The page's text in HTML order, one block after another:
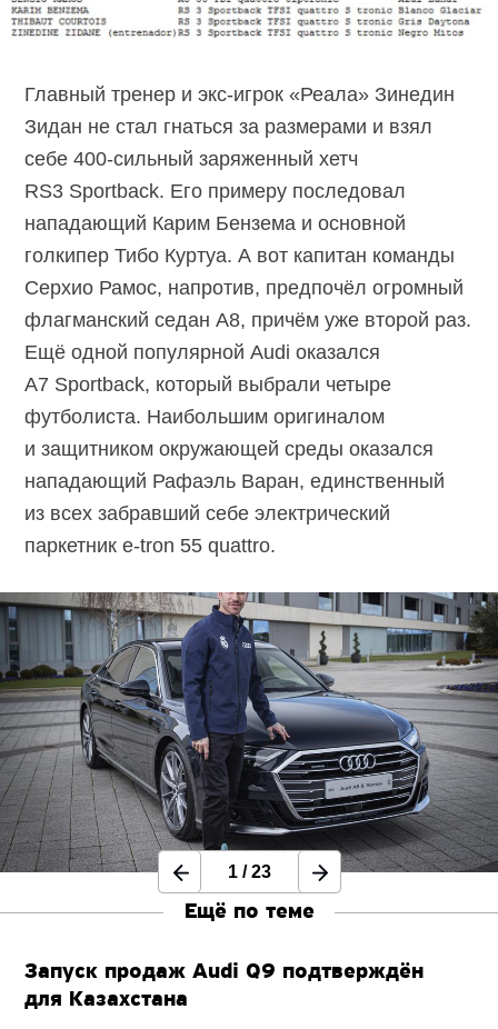
Главный тренер и экс-игрок «Реала» Зинедин
Зидан не стал гнаться за размерами и взял
себе 400-сильный заряженный хетч
RS3 Sportback. Его примеру последовал
нападающий Карим Бензема и основной
голкипер Тибо Куртуа. А вот капитан команды
Серхио Рамос, напротив, предпочёл огромный
флагманский седан A8, причём уже второй раз.
Ещё одной популярной Audi оказался
A7 Sportback, который выбрали четыре
футболиста. Наибольшим оригиналом
и защитником окружающей среды оказался
нападающий Рафаэль Варан, единственный
из всех забравший себе электрический
паркетник e-tron 55 quattro.
1/23
Ещё по теме
Запуск продаж Audi Q9 подтверждён
для Казахстана